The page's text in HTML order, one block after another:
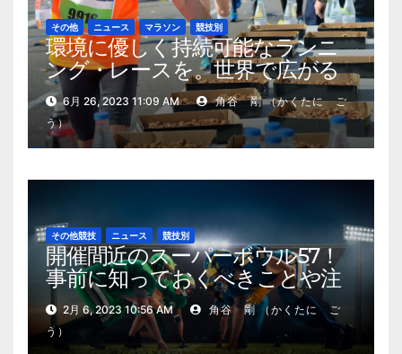
その他 ニュース マラソン 競技別
環境に優しく持続可能なランニ
ング・レースを。世界で広がる
試み
6月 26, 2023 11:09 AM
角谷 剛 （かくたに ご
う）
その他競技 ニュース 競技別
開催間近のスーパーボウル57！
事前に知っておくべきことや注
目選手
2月 6, 2023 10:56 AM
角谷 剛 （かくたに ご
う）